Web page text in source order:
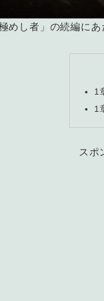
めし者」の続編に
1
1
スポ